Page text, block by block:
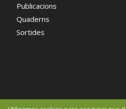
Publicacions
Quaderns
Sortides